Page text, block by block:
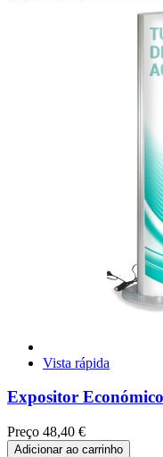
Vista rápida
Expositor
Preço 48,40 €
Adicionar ao carrinho